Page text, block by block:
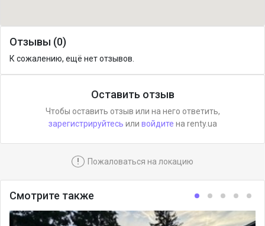
Отзывы (0)
К сожалению, ещё нет отзывов.
Оставить отзыв
Чтобы оставить отзыв или на него ответить,
зарегистрируйтесь или войдите на renty.ua
! Пожаловаться на локацию
Смотрите также